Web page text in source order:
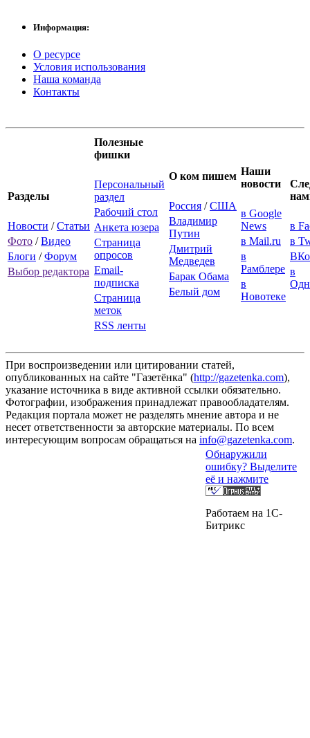
Информация:
О ресурсе
Условия использования
Наша команда
Контакты
Разделы
Новости /Статьи
Фото /Видео
Блоги /Форум
Выбор редактора
Полезные
фишки
Персональный
раздел
Рабочий стол
Анкета юзера
Страница
опросов
Email-
подписка
Страница
меток
RSS ленты
О ком пишем
Россия /США
Владимир
Путин
Дмитрий
Медведев
Барак Обама
Белый дом
Наши
новости
в Google
News
в Mail.ru
в
Рамблере
в
Новотеке
в
в
в
При воспроизведении или цитировании статей,
опубликованных на сайте "Газетёнка" (http://gazetenka.com),
указание источника в виде активной ссылки обязательно.
Фотографии, изображения принадлежат правообладателям.
Редакция портала может не разделять мнение автора и не
несет ответственности за авторские материалы. По всем
интересующим вопросам обращаться на info@gazetenka.com.
Обнаружили
ошибку? Выделите
её и нажмите
Работаем на 1C-
Битрикс